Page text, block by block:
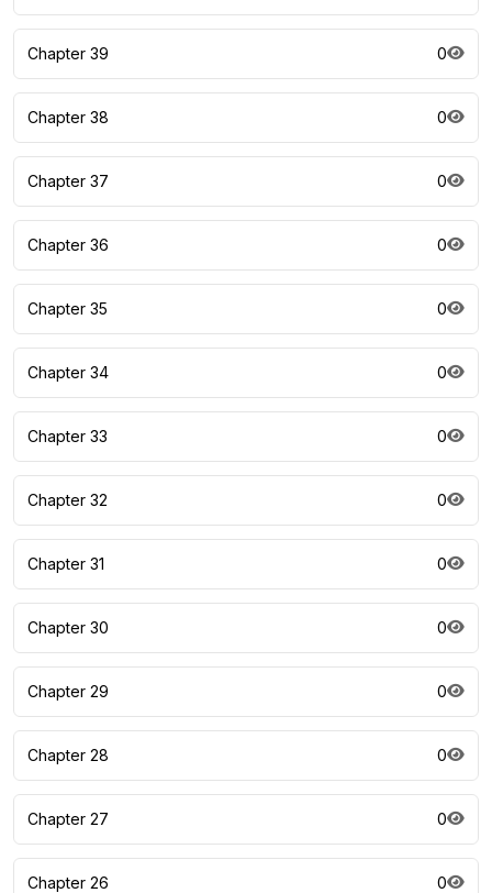
Chapter 39 0
Chapter 38 0
Chapter 37 0
Chapter 36 0
Chapter 35 0
Chapter 34 0
Chapter 33 0
Chapter 32 0
Chapter 31 0
Chapter 30 0
Chapter 29 0
Chapter 28 0
Chapter 27 0
Chapter 26 0